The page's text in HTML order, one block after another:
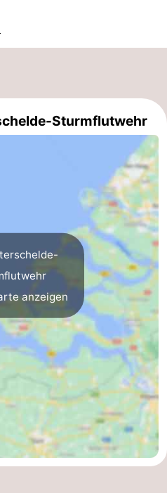
Sturmflutwehr
anzeigen